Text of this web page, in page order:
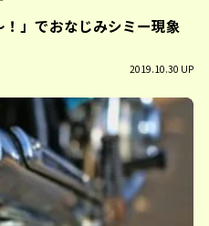
！」でおなじみシミー現象
2019.10.30 UP